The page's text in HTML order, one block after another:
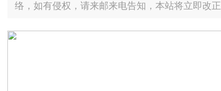
络，如有侵权，请来邮来电告知，本站将立即改